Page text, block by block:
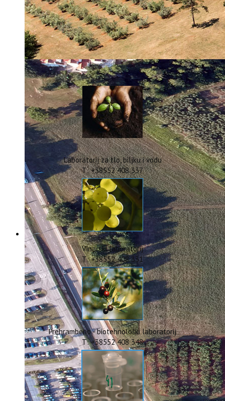
WASTEREDUCE
MITOMED+
WINTERMED
CASTWATER
INHERIT
CONSUMLESS PLUS
IstraOILFest
ARHIVA PROJEKATA
IstraECOinclusive
Izdavačka djelatnost
Izbor u znanstvena zvanja
Dokumenti
Statut
Strategija
CIP
Pravo na pristup informacijama
Zaštita osobnih podataka
Godišnji izvještaj
Javna nabava
Natječaji za radna mjesta
Zakonodavni okvir
Akti Instituta
Linkovi
Kontakt
webmail
Popularizacija znanosti
ERASMUS+
HyPro4ST
DIGIAGRI
GreenTea
CIRCOLIVE
Laboratorij za tlo, biljku i vodu
T: +38552 408 337
Vinarski laboratorij
T: +38552 408 331
Prehrambeno - biotehnološki laboratorij
T: +38552 408 348